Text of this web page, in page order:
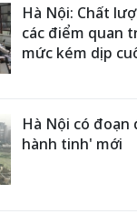
Hà Nội: Chất
các điểm quan
mức kém dịp
Hà Nội có
hành tinh' mới